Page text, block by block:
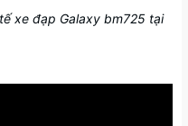
xe đạp Galaxy bm725 tại